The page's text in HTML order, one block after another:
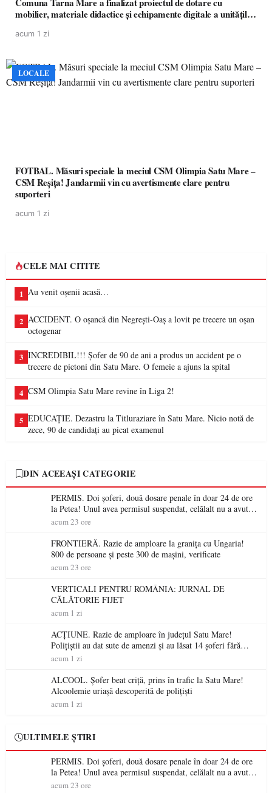
mobilier, materiale didactice și echipamente digitale a unităților
acum 1 zi
LOCALE
FOTBAL. Măsuri speciale la meciul CSM Olimpia Satu Mare –
CSM Reșița! Jandarmii vin cu avertismente clare pentru
suporteri
acum 1 zi
CELE MAI CITITE
1 Au venit oșenii acasă…
2 ACCIDENT. O oșancă din Negrești-Oaș a lovit pe trecere un oșan
octogenar
3 INCREDIBIL!!! Șofer de 90 de ani a produs un accident pe o
trecere de pietoni din Satu Mare. O femeie a ajuns la spital
4 CSM Olimpia Satu Mare revine în Liga 2!
5 EDUCAȚIE. Dezastru la Titluraziare în Satu Mare. Nicio notă de
zece, 90 de candidați au picat examenul
DIN ACEEAȘI CATEGORIE
PERMIS. Doi șoferi, două dosare penale în doar 24 de ore
la Petea! Unul avea permisul suspendat, celălalt nu a avut
niciodată permis
acum 23 ore
FRONTIERĂ. Razie de amploare la granița cu Ungaria!
800 de persoane și peste 300 de mașini, verificate
acum 23 ore
VERTICALI PENTRU ROMÂNIA: JURNAL DE
CĂLĂTORIE FIJET
acum 1 zi
ACȚIUNE. Razie de amploare în județul Satu Mare!
Polițiștii au dat sute de amenzi și au lăsat 14 șoferi fără
permis într-o singură zi
acum 1 zi
ALCOOL. Șofer beat criță, prins în trafic la Satu Mare!
Alcoolemie uriașă descoperită de polițiști
acum 1 zi
ULTIMELE ȘTIRI
PERMIS. Doi șoferi, două dosare penale în doar 24 de ore
la Petea! Unul avea permisul suspendat, celălalt nu a avut
niciodată permis
acum 23 ore